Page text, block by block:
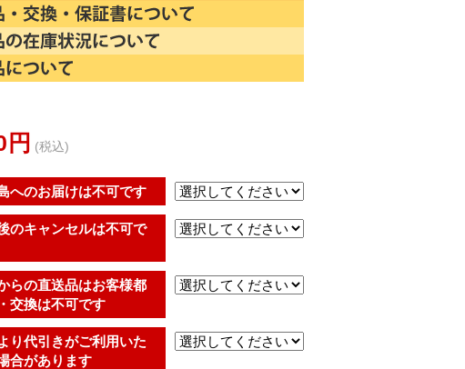
(税込)
へのお届けは不可です
のキャンセルは不可で
らの直送品はお客様都
交換は不可です
り代引きがご利用いた
合があります